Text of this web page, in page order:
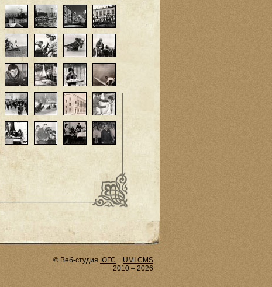
© Веб-студия ЮГС
UMI.CMS
2010 – 2026